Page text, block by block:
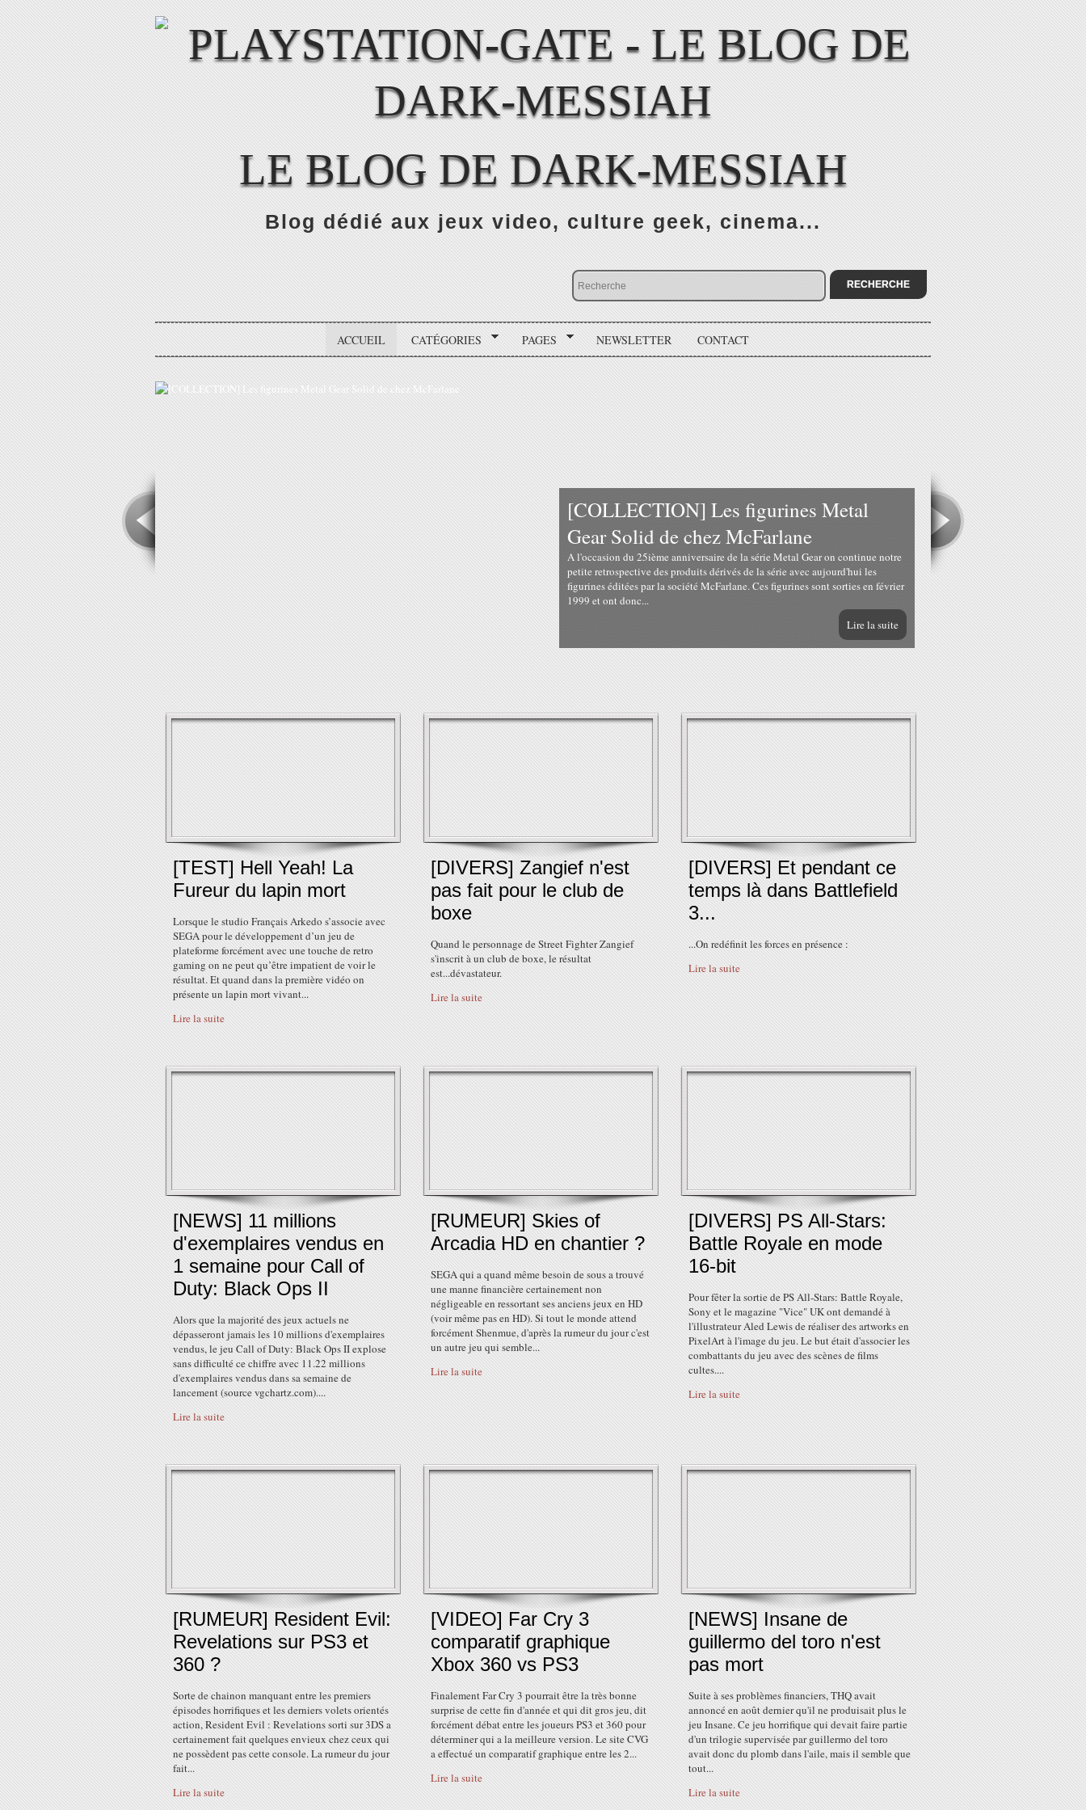
LE BLOG DE DARK-MESSIAH
Blog dédié aux jeux video, culture geek, cinema...
ACCUEIL CATÉGORIES PAGES NEWSLETTER CONTACT
[COLLECTION] Les figurines Metal
Gear Solid de chez McFarlane
A l'occasion du 25ième anniversaire de la série Metal Gear on continue notre
petite retrospective des produits dérivés de la série avec aujourd'hui les
figurines éditées par la société McFarlane. Ces figurines sont sorties en février
1999 et ont donc...
Lire la suite
[TEST] Hell Yeah! La
Fureur du lapin mort
Lorsque le studio Français Arkedo s’associe avec
SEGA pour le développement d’un jeu de
plateforme forcément avec une touche de retro
gaming on ne peut qu’être impatient de voir le
résultat. Et quand dans la première vidéo on
présente un lapin mort vivant...
Lire la suite
[DIVERS] Zangief n'est
pas fait pour le club de
boxe
Quand le personnage de Street Fighter Zangief
s'inscrit à un club de boxe, le résultat
est...dévastateur.
Lire la suite
[DIVERS] Et pendant ce
temps là dans Battlefield
3...
...On redéfinit les forces en présence :
Lire la suite
[NEWS] 11 millions
d'exemplaires vendus en
1 semaine pour Call of
Duty: Black Ops II
Alors que la majorité des jeux actuels ne
dépasseront jamais les 10 millions d'exemplaires
vendus, le jeu Call of Duty: Black Ops II explose
sans difficulté ce chiffre avec 11.22 millions
d'exemplaires vendus dans sa semaine de
lancement (source vgchartz.com)....
Lire la suite
[RUMEUR] Skies of
Arcadia HD en chantier ?
SEGA qui a quand même besoin de sous a trouvé
une manne financière certainement non
négligeable en ressortant ses anciens jeux en HD
(voir même pas en HD). Si tout le monde attend
forcément Shenmue, d'après la rumeur du jour c'est
un autre jeu qui semble...
Lire la suite
[DIVERS] PS All-Stars:
Battle Royale en mode
16-bit
Pour fêter la sortie de PS All-Stars: Battle Royale,
Sony et le magazine "Vice" UK ont demandé à
l'illustrateur Aled Lewis de réaliser des artworks en
PixelArt à l'image du jeu. Le but était d'associer les
combattants du jeu avec des scènes de films
cultes....
Lire la suite
[RUMEUR] Resident Evil:
Revelations sur PS3 et
360 ?
Sorte de chainon manquant entre les premiers
épisodes horrifiques et les derniers volets orientés
action, Resident Evil : Revelations sorti sur 3DS a
certainement fait quelques envieux chez ceux qui
ne possèdent pas cette console. La rumeur du jour
fait...
Lire la suite
[VIDEO] Far Cry 3
comparatif graphique
Xbox 360 vs PS3
Finalement Far Cry 3 pourrait être la très bonne
surprise de cette fin d'année et qui dit gros jeu, dit
forcément débat entre les joueurs PS3 et 360 pour
déterminer qui a la meilleure version. Le site CVG
a effectué un comparatif graphique entre les 2...
Lire la suite
[NEWS] Insane de
guillermo del toro n'est
pas mort
Suite à ses problèmes financiers, THQ avait
annoncé en août dernier qu'il ne produisait plus le
jeu Insane. Ce jeu horrifique qui devait faire partie
d'un trilogie supervisée par guillermo del toro
avait donc du plomb dans l'aile, mais il semble que
tout...
Lire la suite